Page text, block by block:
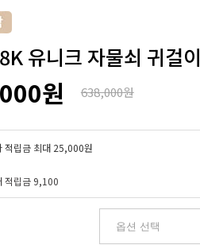
유니크 자물쇠 귀걸이
원 638,000원
적립금 최대 25,000원
적립금 9,100